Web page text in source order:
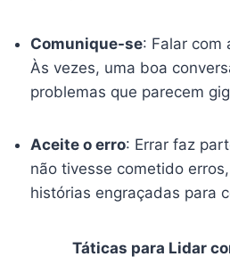
Comunique-se: Falar com
Às vezes, uma boa
problemas que parecem
Aceite o erro: Errar faz
não tivesse cometido
histórias engraçadas para
Táticas para Lidar